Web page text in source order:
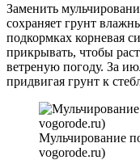
Заменить
сохраняет грунт
подкормках корневая
прикрывать, чтобы
ветреную погоду. За
придвигая грунт к
Мульчирование
vogorode.ru)